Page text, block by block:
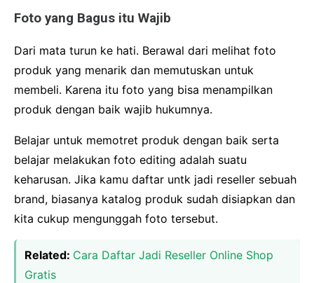
Foto yang Bagus itu Wajib
Dari mata turun ke hati. Berawal dari melihat foto
produk yang menarik dan memutuskan untuk
membeli. Karena itu foto yang bisa menampilkan
produk dengan baik wajib hukumnya.
Belajar untuk memotret produk dengan baik serta
belajar melakukan foto editing adalah suatu
keharusan. Jika kamu daftar untk jadi reseller sebuah
brand, biasanya katalog produk sudah disiapkan dan
kita cukup mengunggah foto tersebut.
Related: Cara Daftar Jadi Reseller Online Shop
Gratis